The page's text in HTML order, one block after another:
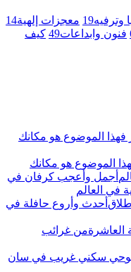
وترفيه19 معجزات إلهية14
فنون وابداعات49 كيف
الموضوع هو مكانك
أجمل وأعجب كرفان في
في العالم
أحدث وأروع حافلة في
من غرائب
حي سكني غريب في سان